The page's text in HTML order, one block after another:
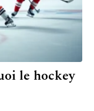
le hockey